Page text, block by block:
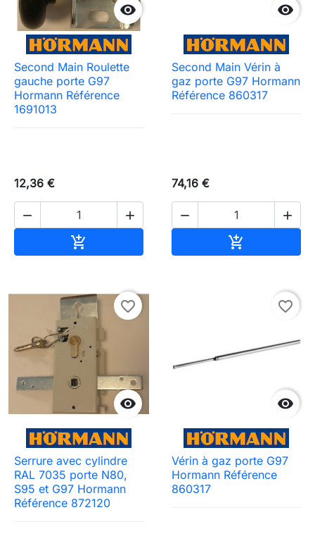

Second Main Roulette
gauche porte G97
Hormann Référence
1691013
12,36 €
 


Second Main Vérin à
gaz porte G97 Hormann
Référence 860317
74,16 €
 


favorite_border
Serrure avec cylindre
RAL 7035 porte N80,
S95 et G97 Hormann
Référence 872120

favorite_border
Vérin à gaz porte G97
Hormann Référence
860317